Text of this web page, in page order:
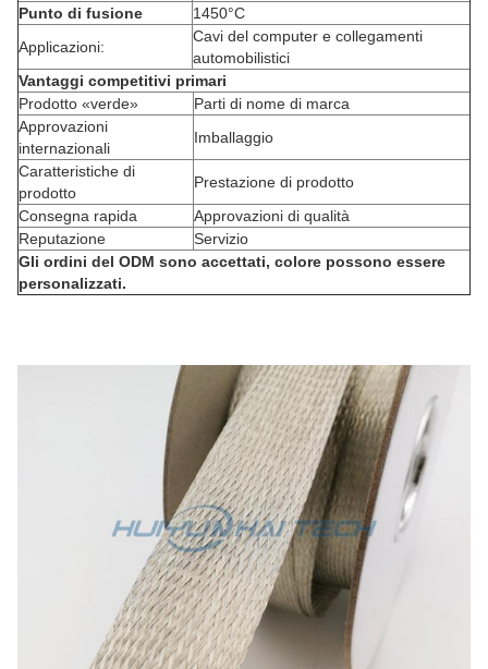
Punto di fusione
1450°C
Applicazioni:
Cavi del computer e collegamenti
automobilistici
Vantaggi competitivi primari
Prodotto «verde»
Parti di nome di marca
Approvazioni
internazionali
Imballaggio
Caratteristiche di
prodotto
Prestazione di prodotto
Consegna rapida
Approvazioni di qualità
Reputazione
Servizio
Gli ordini del ODM sono accettati, colore possono essere
personalizzati.